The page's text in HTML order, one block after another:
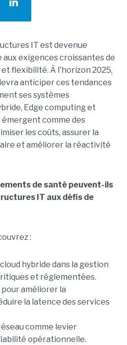
IT est devenue
exigences croissantes de
flexibilité. À l'horizon 2025,
anticiper ces tendances
ses systèmes
Edge computing et
comme des
les coûts, assurer la
et améliorer la réactivité
de santé peuvent-ils
IT aux défis de
:
hybride dans la gestion
et réglementées.
améliorer la
la latence des services
comme levier
opérationnelle.